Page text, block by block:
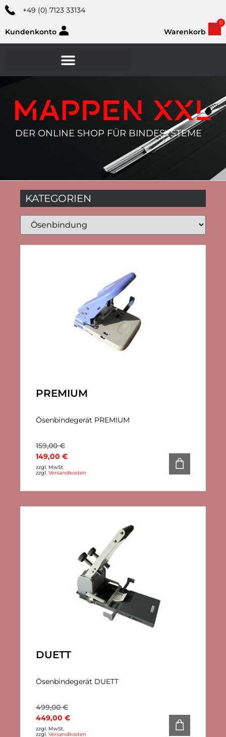
+49 (0) 7123 33134
Kundenkonto Warenkorb
0
DER ONLINE SHOP FÜR BINDESYSTEME
KATEGORIEN
PREMIUM
Ösenbindegerät PREMIUM
159,00€
149,00 €
zzgl. MwSt.
zzgl. Versandkosten
DUETT
Ösenbindegerät DUETT
499,00€
449,00 €
zzgl. MwSt.
zzgl. Versandkosten